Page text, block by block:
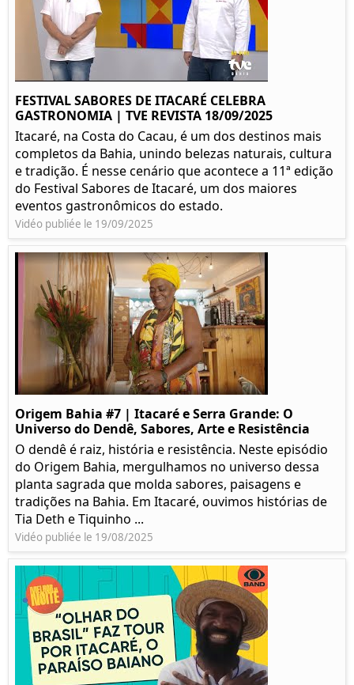
FESTIVAL SABORES DE ITACARÉ CELEBRA
GASTRONOMIA | TVE REVISTA 18/09/2025
Itacaré, na Costa do Cacau, é um dos destinos mais
completos da Bahia, unindo belezas naturais, cultura
e tradição. É nesse cenário que acontece a 11ª edição
do Festival Sabores de Itacaré, um dos maiores
eventos gastronômicos do estado.
Vidéo publiée le 19/09/2025
Origem Bahia #7 | Itacaré e Serra Grande: O
Universo do Dendê, Sabores, Arte e Resistência
O dendê é raiz, história e resistência. Neste episódio
do Origem Bahia, mergulhamos no universo dessa
planta sagrada que molda sabores, paisagens e
tradições na Bahia. Em Itacaré, ouvimos histórias de
Tia Deth e Tiquinho ...
Vidéo publiée le 19/08/2025